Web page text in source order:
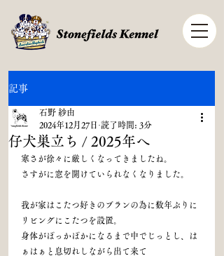
記事
仔犬巣立ち / 2025年へ
石野 紗由
2024年12月27日 読了時間: 3分
寒さが徐々に厳しくなってきましたね。
さすがに窓を開けていられなくなりました。
我が家はこたつ好きのブランの為に数年ぶりに
リビングにこたつを設置。
身体がぽっかぽかになるまで中でじっとし、は
ぁはぁと息切れしながら出て来て